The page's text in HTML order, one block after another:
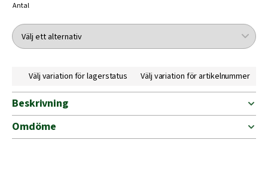
Antal
Välj variation för lagerstatus Välj variation för artikelnummer
Beskrivning
Omdöme